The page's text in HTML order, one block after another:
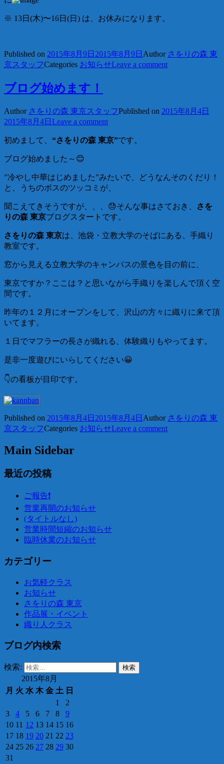
※ 13日(木)〜16日(日) は、お休みになります。
Published on 2015年8月9日 2015年8月9日 Author さをりの森 東
京スタッフCategories お知らせLeave a comment
ブログ始めます！
Author さをりの森 東京スタッフPublished on 2015年8月4日
2015年8月4日 Leave a comment
初めまして、 “さをりの森 東京”です。
ブログ始めました～😊
”冷やし中華はじめました”みたいで、どうなんそのくだり！
と、うちのボスのツッコミが、
聞こえてきそうですが、、、😓そんな事はさておき、
さを
りの森 東京ブログスタートです。
さをりの森 東京は、池袋・立教大学のそばにある、手織り
教室です。
窓から見える立教大学のキャンパスの景色を目の前に、
東京ですか？ここは？と思いながら手織りを楽しんで頂く空
間です。
昨年の１２月にオープンをして、沢山の方々に織りに来て頂
いてます。
１日でマフラーの長さが織れる、体験織りもやってます。
是非一度遊びにいらしてください😀
👇の看板が目印です。
Published on 2015年8月4日 2015年8月4日 Author さをりの森 東
京スタッフCategories お知らせLeave a comment
Main Sidebar
最近の投稿
ご報告❗️
営業再開のお知らせ
(タイトルなし)
営業時間短縮のお知らせ
臨時休業のお知らせ
カテゴリー
お気軽クラス
お知らせ
さをりの森 東京
作品展・イベント
織り人クラス
ブログ内検索
検索:
2015年8月
月 火 水 木 金 土 日
1
2
3
4 5 6 7 8
9
10 11 12 13 14 15 16
17 18 19 20 21 22 23
24 25 26 27 28 29 30
31